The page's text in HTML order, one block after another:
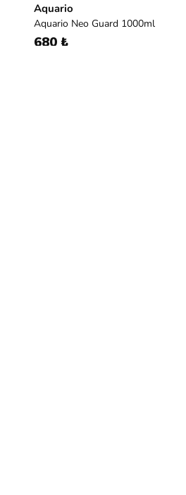
Aquario
Aquario Neo Guard 1000ml
680 ₺